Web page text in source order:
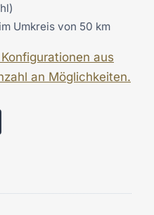
Umkreis von 50 km
aus
an Möglichkeiten.